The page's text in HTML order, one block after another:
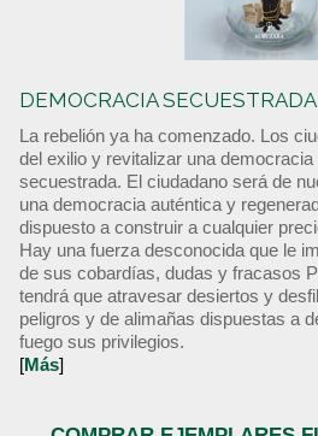
DEMOCRACIA SECUESTRADA
La rebelión ya ha comenzado. Los
del exilio y revitalizar una
secuestrada. El ciudadano será de
una democracia auténtica y
dispuesto a construir a cualquier
Hay una fuerza desconocida que le
de sus cobardías, dudas y fracasos
tendrá que atravesar desiertos y
peligros y de alimañas dispuestas a
fuego sus privilegios.
[Más]